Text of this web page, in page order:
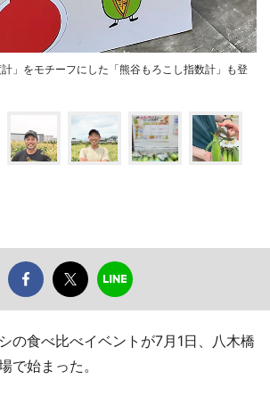
」をモチーフにした「熊谷もろこし指数計」も登
の食べ比べイベントが7月1日、八木橋
で始まった。